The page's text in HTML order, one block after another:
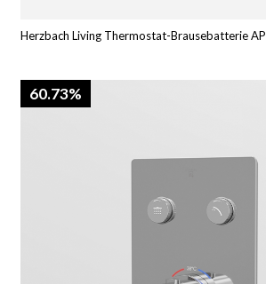
Herzbach Living Thermostat-Brausebatterie AP
60.73%